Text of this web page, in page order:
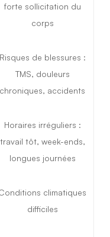
forte sollicitation du
corps
Risques de blessures :
TMS, douleurs
chroniques, accidents
Horaires irréguliers :
travail tôt, week-ends,
longues journées
climatiques
difficiles